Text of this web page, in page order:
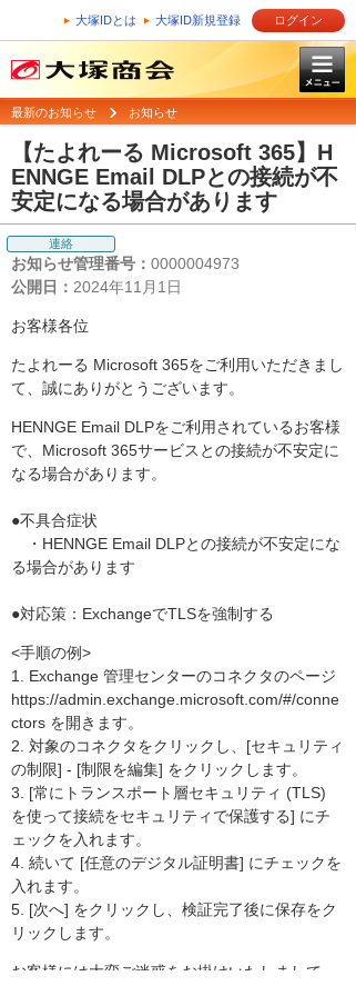
大塚IDとは 大塚ID新規登録 ログイン
最新のお知らせ お知らせ
【たよれーる Microsoft 365】H
ENNGE Email DLPとの接続が不
安定になる場合があります
連絡
お知らせ管理番号： 0000004973
公開日： 2024年11月1日
お客様各位
たよれーる Microsoft 365をご利用いただきまし
て、誠にありがとうございます。
HENNGE Email DLPをご利用されているお客様
で、Microsoft 365サービスとの接続が不安定に
なる場合があります。
●不具合症状
・HENNGE Email DLPとの接続が不安定にな
る場合があります
●対応策：ExchangeでTLSを強制する
<手順の例>
1. Exchange 管理センターのコネクタのページ
https://admin.exchange.microsoft.com/#/conne
ctors を開きます。
2. 対象のコネクタをクリックし、[セキュリティ
の制限] - [制限を編集] をクリックします。
3. [常にトランスポート層セキュリティ (TLS)
を使って接続をセキュリティで保護する] にチ
ェックを入れます。
4. 続いて [任意のデジタル証明書] にチェックを
入れます。
5. [次へ] をクリックし、検証完了後に保存をク
リックします。
お客様には大変ご迷惑をお掛けいたしまして、